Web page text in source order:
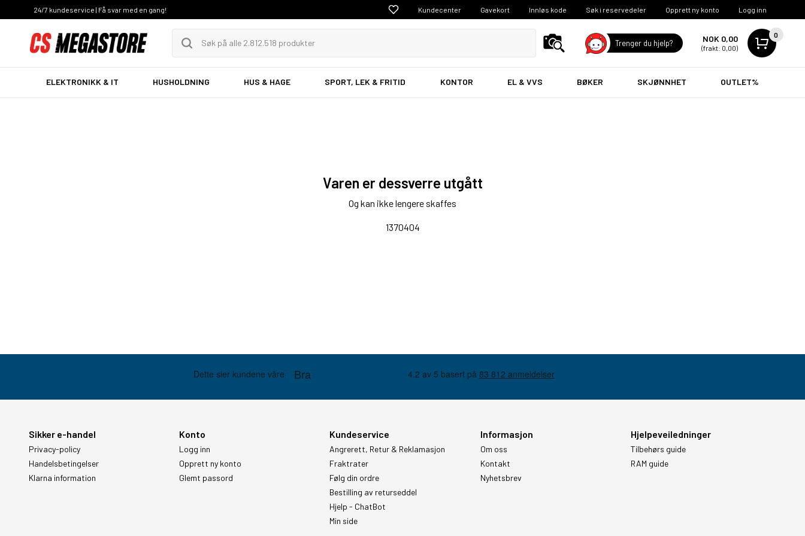
24/7 kundeservice | Få svar med en gang! Kundecenter Gavekort Innløs kode Søk i reservedeler Opprett ny konto Logg inn
Trenger du hjelp? NOK 0,00
(frakt: 0,00)
0
ELEKTRONIKK & IT HUSHOLDNING HUS & HAGE SPORT, LEK & FRITID KONTOR EL & VVS BØKER SKJØNNHET OUTLET%
Varen er dessverre utgått
Og kan ikke lengere skaffes
1370404
Sikker e-handel
Privacy-policy
Handelsbetingelser
Klarna information
Konto
Logg inn
Opprett ny konto
Glemt passord
Kundeservice
Angrerett, Retur & Reklamasjon
Fraktrater
Følg din ordre
Bestilling av returseddel
Hjelp - ChatBot
Min side
Informasjon
Om oss
Kontakt
Nyhetsbrev
Hjelpeveiledninger
Tilbehørs guide
RAM guide